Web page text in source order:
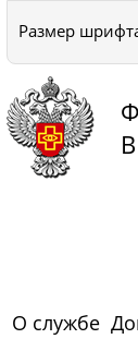
Размер
О службе